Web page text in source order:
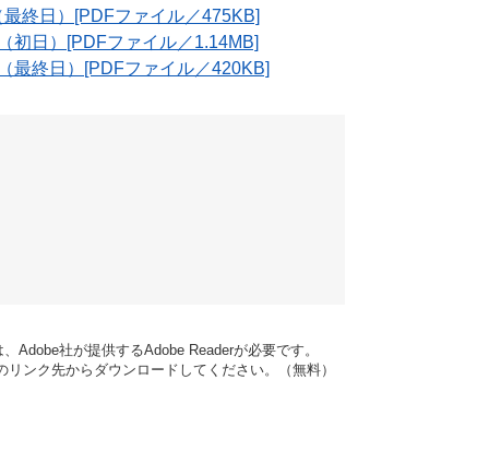
終日）[PDFファイル／475KB]
初日）[PDFファイル／1.14MB]
最終日）[PDFファイル／420KB]
Adobe社が提供するAdobe Readerが必要です。
ンク先からダウンロードしてください。（無料）